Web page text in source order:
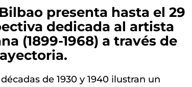
presenta hasta el 29
dedicada al artista
(1899-1968) a través de
de 1930 y 1940 ilustran un